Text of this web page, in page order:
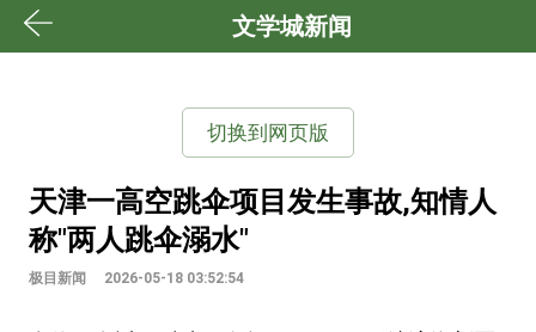
文学城新闻
切换到网页版
天津一高空跳伞项目发生事故,知情人
称"两人跳伞溺水"
极目新闻 2026-05-18 03:52:54